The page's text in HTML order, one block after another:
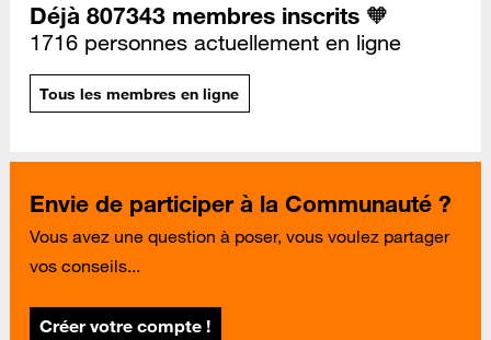
Déjà 807343 membres inscrits 🧡
1716 personnes actuellement en ligne
Tous les membres en ligne
Envie de participer à la Communauté ?
Vous avez une question à poser, vous voulez partager
vos conseils...
Créer votre compte !